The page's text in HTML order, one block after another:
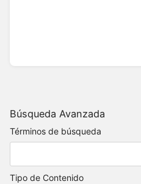
Búsqueda Avanzada
Términos de búsqueda
Tipo de Contenido